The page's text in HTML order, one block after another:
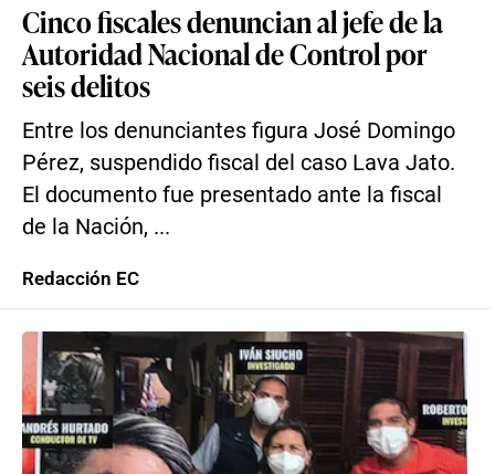
Cinco fiscales denuncian al jefe de la
Autoridad Nacional de Control por
seis delitos
Entre los denunciantes figura José Domingo
Pérez, suspendido fiscal del caso Lava Jato.
El documento fue presentado ante la fiscal
de la Nación, ...
Redacción EC